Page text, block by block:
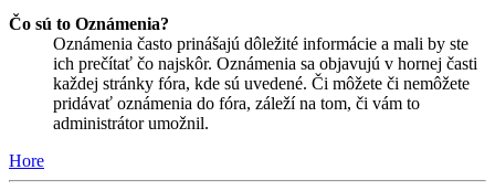
Čo sú to Oznámenia?
Oznámenia často prinášajú dôležité informácie a mali by ste
ich prečítať čo najskôr. Oznámenia sa objavujú v hornej časti
každej stránky fóra, kde sú uvedené. Či môžete či nemôžete
pridávať oznámenia do fóra, záleží na tom, či vám to
administrátor umožnil.
Hore